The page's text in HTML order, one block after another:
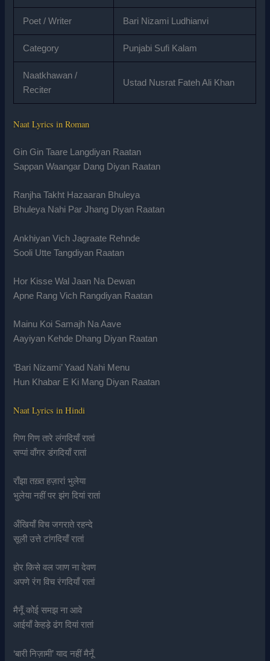
Poet / Writer Bari Nizami Ludhianvi
Category Punjabi Sufi Kalam
Naatkhawan /
Reciter
Ustad Nusrat Fateh Ali Khan
Naat Lyrics in Roman
Gin Gin Taare Langdiyan Raatan
Sappan Waangar Dang Diyan Raatan
Ranjha Takht Hazaaran Bhuleya
Bhuleya Nahi Par Jhang Diyan Raatan
Ankhiyan Vich Jagraate Rehnde
Sooli Utte Tangdiyan Raatan
Hor Kisse Wal Jaan Na Dewan
Apne Rang Vich Rangdiyan Raatan
Mainu Koi Samajh Na Aave
Aayiyan Kehde Dhang Diyan Raatan
‘Bari Nizami’ Yaad Nahi Menu
Hun Khabar E Ki Mang Diyan Raatan
Naat Lyrics in Hindi
गिण गिण तारे लंगदियाँ रातां
सप्पां वाँगर डंगदियाँ रातां
राँझा तख़्त हज़ारां भुलेया
भुलेया नहीं पर झंग दियां रातां
अँखियाँ विच जगराते रहन्दे
सूली उत्ते टांगदियाँ रातां
होर किसे वल जाण ना देवण
अपणे रंग विच रंगदियाँ रातां
मैनूँ कोई समझ ना आवे
आईयाँ केहड़े ढंग दियां रातां
‘बारी निज़ामी’ याद नहीं मैनूँ